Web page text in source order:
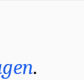
.